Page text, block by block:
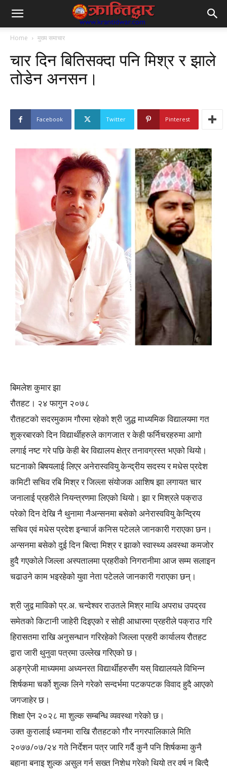
Home मुख्य समाचार
चार दिन बितिसक्दा पनि मिश्र र झाले
तोडेन अनसन।
Facebook Twitter Pinterest
बिमलेश कुमार झा
रौतहट। २४ फागुन २०७८
रौतहटको सदरमुकाम गौरमा रहेको श्री जुद्ध माध्यमिक विद्यालयमा गत
शुक्रबारको दिन विद्यार्थीहरुले कागजात र केही फर्निचरहरुमा आगो
लगाई नष्ट गरे पछि केही बेर विद्यालय क्षेत्र तनावग्रस्त भएको थियो।
घटनाको बिषयलाई लिएर अनेरास्ववियु केन्द्रीय सदस्य र मधेस प्रदेश
कमिटी सचिव रबि मिश्र र जिल्ला संयोजक आशिष झा लगायत चार
जनालाई प्रहरीले नियन्त्रणमा लिएको थियो। झा र मिश्रले पक्राउ
परेको दिन देखि नै थुनामा नैअन्सनमा बसेको अनेरास्ववियु केन्द्रिय
सचिव एवं मधेस प्रदेश इन्चार्ज कनिस पटेलले जानकारी गराएका छन।
अन्सनमा बसेको दुई दिन बित्दा मिश्र र झाको स्वास्थ्य अवस्था कमजोर
हुदै गएकोले जिल्ला अस्पतालमा प्रहरीको निगरानीमा आज सम्म सलाइन
चढाउने काम भइरहेको युवा नेता पटेलले जानकारी गराएका छन्।
श्री जुद्व माविको प्र.अ. चन्देश्वर राउतले मिश्र माथि अपराध उपद्रव
समेतको किटानी जाहेरी दिइएको र सोही आधारमा प्रहरीले पक्राउ गरि
हिरासतमा राखि अनुसन्धान गरिरहेको जिल्ला प्रहरी कार्यालय रौतहट
द्वारा जारी थुनुवा पत्रमा उल्लेख गरिएको छ।
अङ्ग्रेजी माध्यममा अध्यनरत विद्यार्थीहरुसँग यस् विद्यालयले विभिन्न
शिर्षकमा चर्को शुल्क लिने गरेको सन्दर्भमा पटकपटक विवाद हुदै आएको
जगजाहेर छ।
शिक्षा ऐन २०२८ मा शुल्क सम्बन्धि व्यवस्था गरेको छ।
उक्त कुरालाई ध्यानमा राखि रौतहटको गौर नगरपालिकाले मिति
२०७७/०७/२४ गते निर्देशन पत्र जारि गर्दै कुनै पनि शिर्षकमा कुनै
बहाना बनाइ शुल्क असुल गर्न सख्त निशेध गरेको थियो तर वर्ष न बित्दै